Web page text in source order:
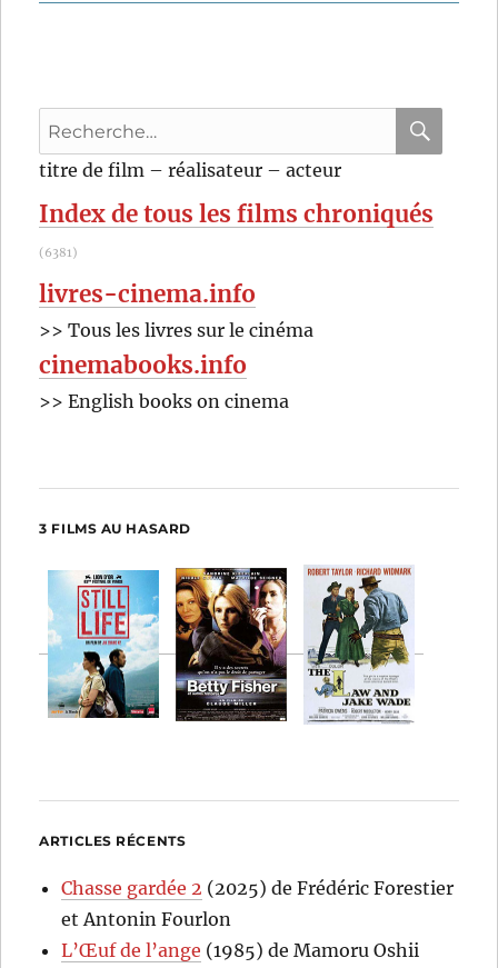
Recherche
pour
:
titre de film – réalisateur – acteur
Index de tous les films chroniqués
(6381)
livres-cinema.info
>> Tous les livres sur le cinéma
cinemabooks.info
>> English books on cinema
3 FILMS AU HASARD
ARTICLES RÉCENTS
Chasse gardée 2 (2025) de Frédéric Forestier
et Antonin Fourlon
L’Œuf de l’ange (1985) de Mamoru Oshii